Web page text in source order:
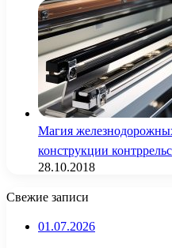
Магия
конструкции
28.10.2018
Свежие записи
01.07.2026